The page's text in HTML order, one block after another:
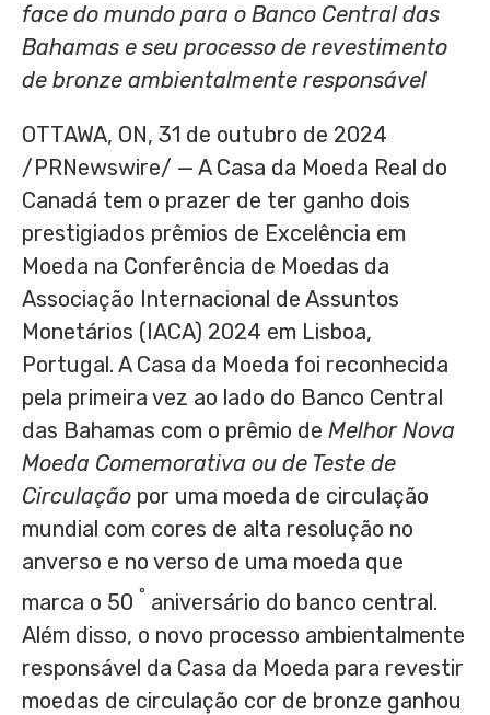
face do mundo para o Banco Central das
Bahamas e seu processo de revestimento
de bronze ambientalmente responsável
OTTAWA, ON, 31 de outubro de 2024
/PRNewswire/ — A Casa da Moeda Real do
Canadá tem o prazer de ter ganho dois
prestigiados prêmios de Excelência em
Moeda na Conferência de Moedas da
Associação Internacional de Assuntos
Monetários (IACA) 2024 em Lisboa,
Portugal. A Casa da Moeda foi reconhecida
pela primeira vez ao lado do Banco Central
das Bahamas com o prêmio de Melhor Nova
Moeda Comemorativa ou de Teste de
Circulação por uma moeda de circulação
mundial com cores de alta resolução no
anverso e no verso de uma moeda que
marca o 50 º aniversário do banco central.
Além disso, o novo processo ambientalmente
responsável da Casa da Moeda para revestir
moedas de circulação cor de bronze ganhou